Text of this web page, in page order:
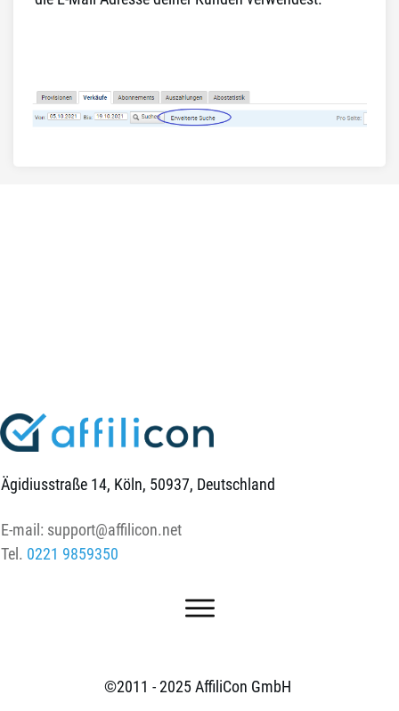
Ägidiusstraße 14, Köln, 50937, Deutschland
E-mail: support@affilicon.net
Tel. 0221 9859350
©2011 - 2025 AffiliCon GmbH